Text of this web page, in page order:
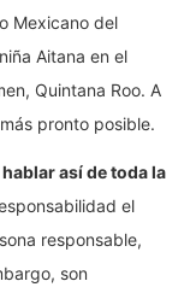
Mexicano del
Aitana en el
Quintana Roo. A
pronto posible.
así de toda la
el
responsable,
son